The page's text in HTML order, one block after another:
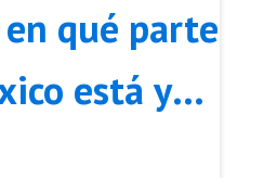
qué parte
está y
llegar